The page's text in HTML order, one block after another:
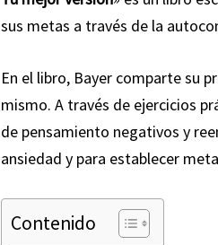
sus metas a través de la
En el libro, Bayer comparte su
mismo. A través de ejercicios
de pensamiento negativos y
ansiedad y para establecer
Contenido